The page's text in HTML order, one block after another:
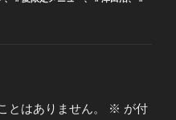
とはありません。 ※ が付